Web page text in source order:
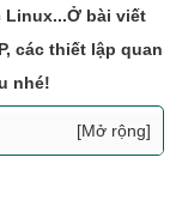
Linux...Ở bài viết
các thiết lập quan
nhé!
[Mở rộng]